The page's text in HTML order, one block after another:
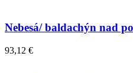
Nebesá/ baldachýn nad
93,12 €